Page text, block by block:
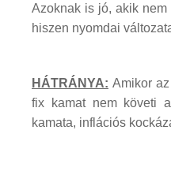
Azoknak is jó, akik nem
hiszen nyomdai
HÁTRÁNYA: Amikor
fix kamat nem követi
kamata, inflációs